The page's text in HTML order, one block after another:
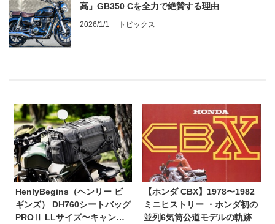
高」GB350 Cを全力で絶賛する理由
2026/1/1 トピックス
HenlyBegins（ヘンリー ビ
ギンズ） DH760シートバッグ
PROⅡ LLサイズ〜キャンプ
【ホンダ CBX】1978〜1982
ミニヒストリー ・ホンダ初の
並列6気筒公道モデルの軌跡